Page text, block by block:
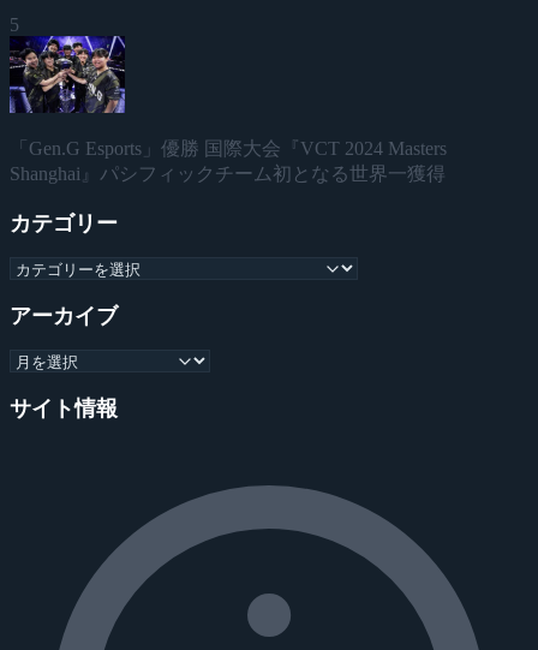
5
「Gen.G Esports」優勝 国際大会『VCT 2024 Masters
Shanghai』パシフィックチーム初となる世界一獲得
カテゴリー
アーカイブ
サイト情報